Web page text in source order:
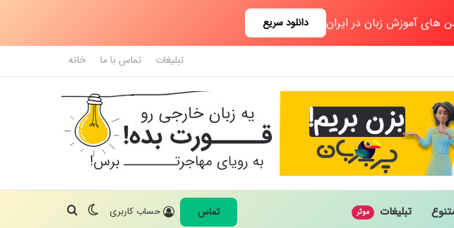
های آموزش زبان در ایران دانلود سریع
تبلیغات تماس با ما خانه
تبلیغات موثر تماس حساب کاربری تغییر پوسته
جستجو برای